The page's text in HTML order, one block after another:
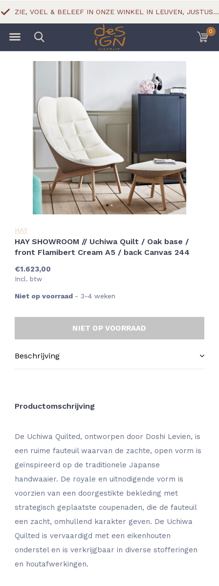
0
ZIE, VOEL & BELEEF IN ONZE WINKEL IN LEUVEN, JUSTUS LIPSIUSSTRAAT 18
HAY
HAY SHOWROOM // Uchiwa Quilt / Oak base /
front Flamibert Cream A5 / back Canvas 244
€1.623,00
Incl. btw
Niet op voorraad - 3-4 weken
NIET OP VOORRAAD
Beschrijving
Productomschrijving
De Uchiwa Quilted, ontworpen door Doshi Levien, is
een ruime fauteuil waarvan de zachte, open vorm is
geïnspireerd op de traditionele Japanse
handwaaier. De royale en uitnodigende vorm is
voorzien van een doorgestikte bekleding met
strategisch geplaatste coupenaden, die de fauteuil
een zacht, omhullend karakter geven. De Uchiwa
Quilted is vervaardigd met een eikenhouten
onderstel en is verkrijgbaar in diverse stofferingen
en houtafwerkingen.